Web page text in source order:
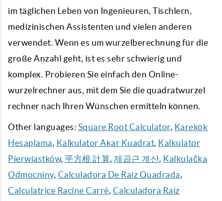
im täglichen Leben von Ingenieuren, Tischlern,
medizinischen Assistenten und vielen anderen
verwendet. Wenn es um wurzelberechnung für die
große Anzahl geht, ist es sehr schwierig und
komplex. Probieren Sie einfach den Online-
wurzelrechner aus, mit dem Sie die quadratwurzel
rechner nach Ihren Wünschen ermitteln können.
Other languages: Square Root Calculator, Karekök
Hesaplama, Kalkulator Akar Kuadrat, Kalkulator
Pierwiastków, 平方根 計算, 제곱근 계산, Kalkulačka
Odmocniny, Calculadora De Raiz Quadrada,
Calculatrice Racine Carré, Calculadora Raiz